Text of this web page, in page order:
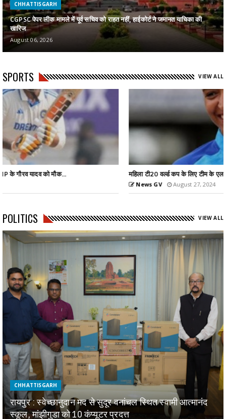
CHHATTISGARH
CGPSC पेपर लीक मामले में पूर्व सचिव को राहत नहीं, हाईकोर्ट ने जमानत याचिका की
खारिज
August 06, 2026
SPORTS VIEW ALL
महिला टी20 वर्ल्ड कप के लिए टीम के एलान, हरमनप्रीत को कप्तान...
POLITICS VIEW ALL
CHHATTISGARH
रायपुर : स्वेच्छानुदान मद से सुदूर वनांचल स्थित स्वामी आत्मानंद
स्कूल, मांझीगुडा को 10 कंप्यूटर प्रदत्त